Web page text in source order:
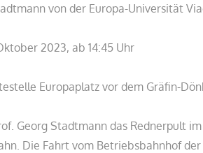
von der Europa-Universität
2023, ab 14:45 Uhr
Europaplatz vor dem Gräfin-
Georg Stadtmann das Rednerpult
Die Fahrt vom Betriebsbahnhof